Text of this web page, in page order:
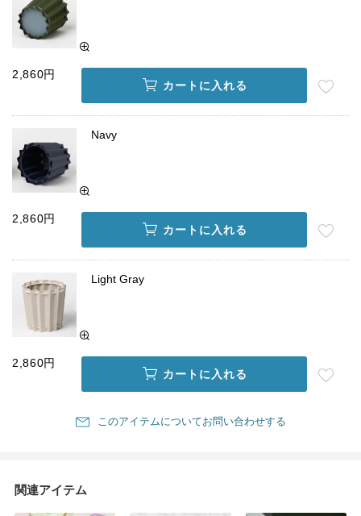
2,860円
カートに入れる
Navy
2,860円
カートに入れる
Light Gray
2,860円
カートに入れる
このアイテムについてお問い合わせする
関連アイテム